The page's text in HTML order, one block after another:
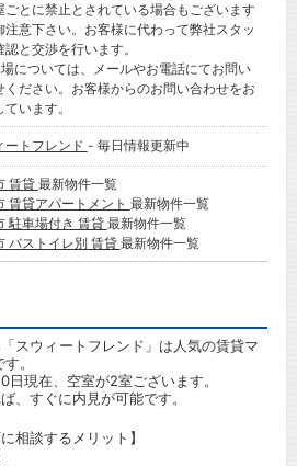
ごとに禁止とされている場合もございます
注意下さい。お客様に代わって弊社スタッ
認と交渉を行います。
については、メールやお電話にてお問い
ください。お客様からのお問い合わせをお
います。
ートフレンド - 毎日情報更新中
賃貸 最新物件一覧
賃貸アパートメント 最新物件一覧
駐車場付き 賃貸 最新物件一覧
バストイレ別 賃貸 最新物件一覧
スウィートフレンド」は人気の賃貸マ
。
日現在、空室が2室ございます。
、すぐに内見が可能です。
相談するメリット】